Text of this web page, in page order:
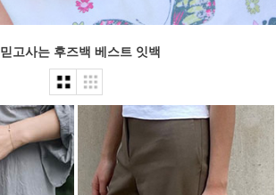
믿고사는 후즈백 베스트 잇백